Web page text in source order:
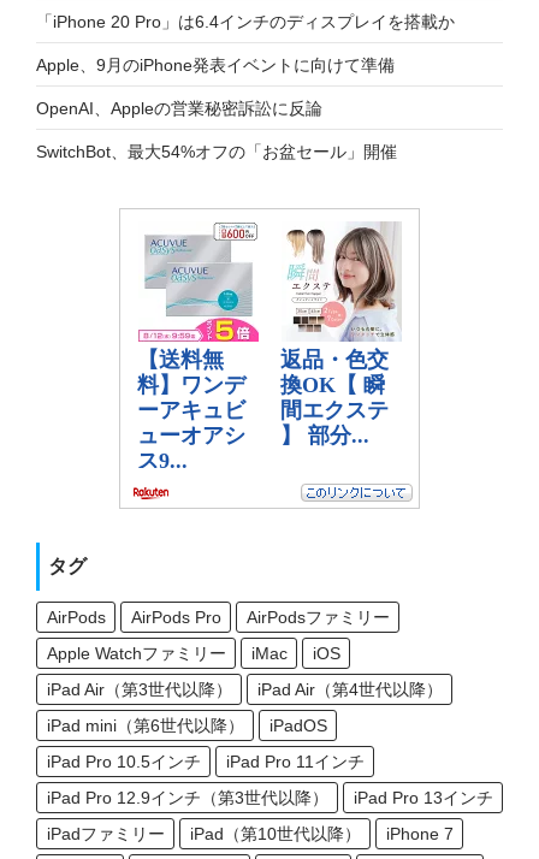
「iPhone 20 Pro」は6.4インチのディスプレイを搭載か
Apple、9月のiPhone発表イベントに向けて準備
OpenAI、Appleの営業秘密訴訟に反論
SwitchBot、最大54%オフの「お盆セール」開催
タグ
AirPods AirPods Pro
AirPodsファミリー
Apple Watchファミリー
iMac
iOS
iPad Air（第3世代以降）
iPad Air（第4世代以降）
iPad mini（第6世代以降）
iPadOS
iPad Pro 10.5インチ
iPad Pro 11インチ
iPad Pro 12.9インチ（第3世代以降）
iPad Pro 13インチ
iPadファミリー
iPad（第10世代以降）
iPhone 7